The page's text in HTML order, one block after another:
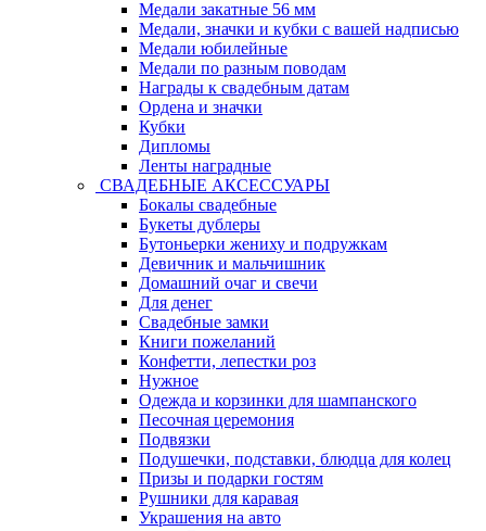
Медали закатные 56 мм
Медали, значки и кубки с вашей надписью
Медали юбилейные
Медали по разным поводам
Награды к свадебным датам
Ордена и значки
Кубки
Дипломы
Ленты наградные
СВАДЕБНЫЕ АКСЕССУАРЫ
Бокалы свадебные
Букеты дублеры
Бутоньерки жениху и подружкам
Девичник и мальчишник
Домашний очаг и свечи
Для денег
Свадебные замки
Книги пожеланий
Конфетти, лепестки роз
Нужное
Одежда и корзинки для шампанского
Песочная церемония
Подвязки
Подушечки, подставки, блюдца для колец
Призы и подарки гостям
Рушники для каравая
Украшения на авто